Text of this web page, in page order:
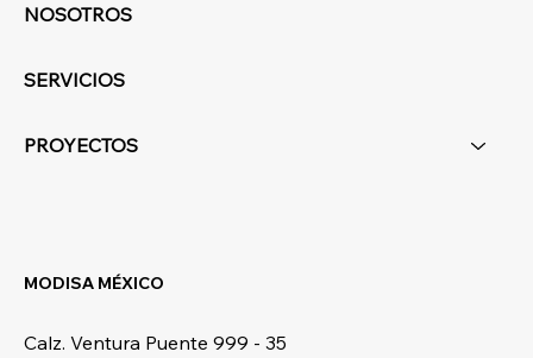
NOSOTROS
SERVICIOS
PROYECTOS
MODISA MÉXICO
Calz. Ventura Puente 999 - 35